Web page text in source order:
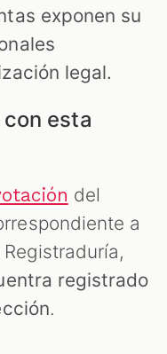
exponen su
legal.
esta
del
a
registrado
.